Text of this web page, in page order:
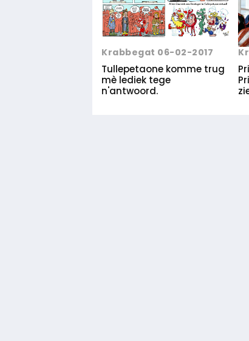
Krabbegat 06-02-2017
Tullepetaone komme trug
mè lediek tege
n'antwoord.